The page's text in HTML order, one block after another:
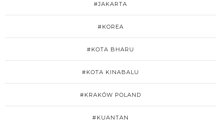
#JAKARTA
#KOREA
#KOTA BHARU
#KOTA KINABALU
#KRAKÓW POLAND
#KUANTAN